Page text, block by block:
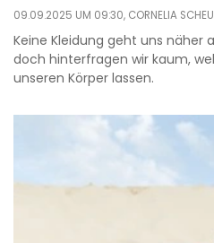
09.09.2025 UM 09:30, CORNELIA
Keine Kleidung geht uns näher
doch hinterfragen wir kaum,
unseren Körper lassen.